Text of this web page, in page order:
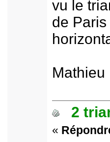
vu le
de
Mathieu
2
«